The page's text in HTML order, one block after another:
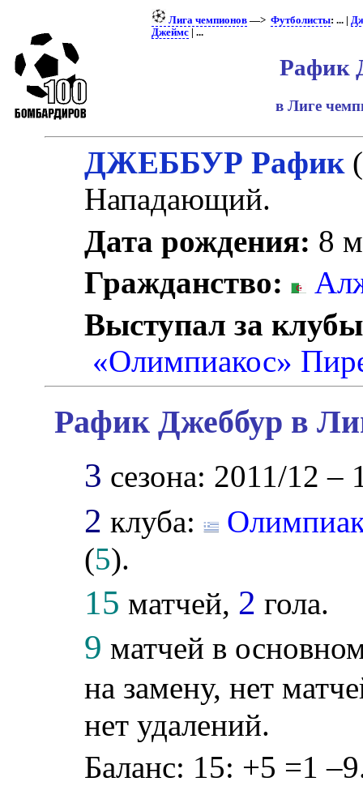
Лига чемпионов —>Футболисты: ... |
Джеймс | ...
Рафик
в Лиге
ДЖЕББУР Рафик(
Нападающий.
Дата рождения: 8
Гражданство:
Выступал за
«Олимпиакос»
Рафик Джеббур в
3 сезона: 2011/12 –
2 клуба:
(5).
15 матчей, 2 гола.
9 матчей в
на замену, нет
нет удалений.
Баланс: 15: +5 =1